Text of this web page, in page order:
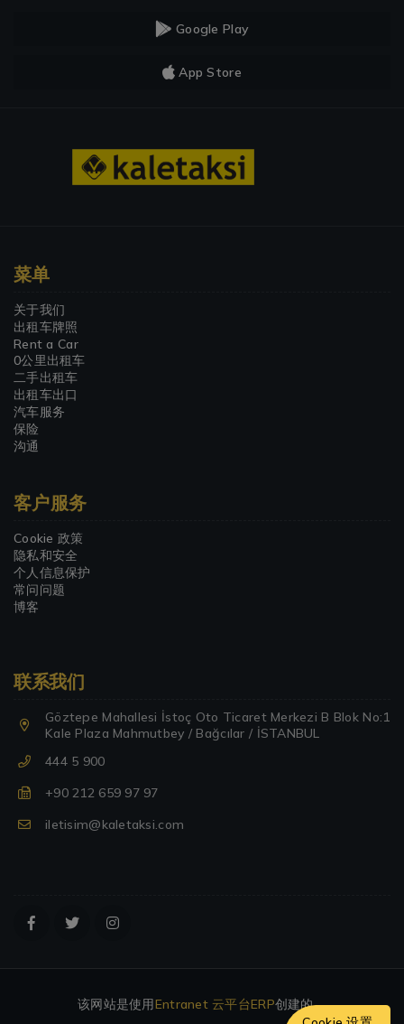
Google Play
App Store
菜单
关于我们
出租车牌照
Rent a Car
0公里出租车
二手出租车
出租车出口
汽车服务
保险
沟通
客户服务
Cookie 政策
隐私和安全
个人信息保护
常问问题
博客
联系我们
Göztepe Mahallesi İstoç Oto Ticaret Merkezi B Blok No:1
Kale Plaza Mahmutbey / Bağcılar / İSTANBUL
444 5 900
+90 212 659 97 97
iletisim@kaletaksi.com
该网站是使用Entranet 云平台ERP创建的。